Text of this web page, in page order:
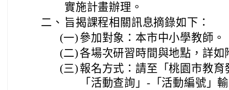
實施計畫辦理。
二、 旨揭課程相關訊息摘錄如下：
(一) 參加對象：本市中小學教師。
(二)各場次研習時間與地點，詳如
(三) 報名方式：請至「桃園市教
「活動查詢」-「活動編號」